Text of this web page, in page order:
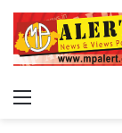
Menu